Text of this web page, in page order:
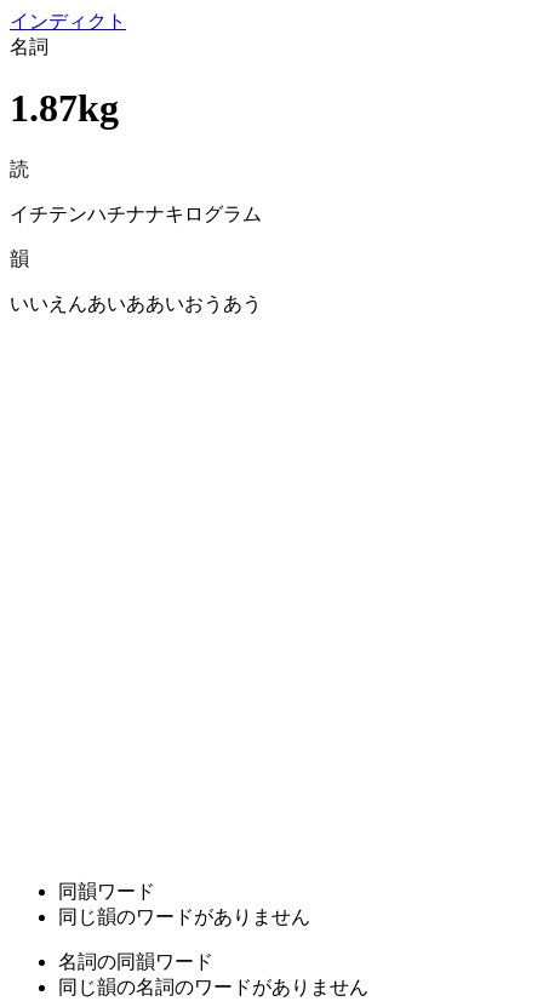
インディクト
名詞
1.87kg
読
イチテンハチナナキログラム
韻
いいえんあいああいおうあう
同韻ワード
同じ韻のワードがありません
名詞の同韻ワード
同じ韻の名詞のワードがありません